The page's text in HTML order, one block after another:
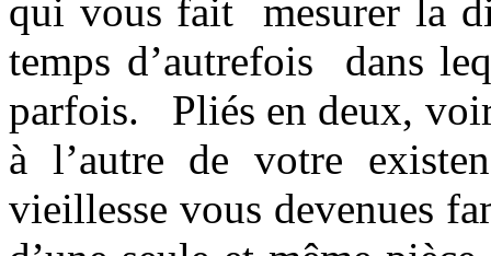
qui vous fait mesurer la
temps d’autrefois dans
parfois. Pliés en deux,
à l’autre de votre
vieillesse vous devenues